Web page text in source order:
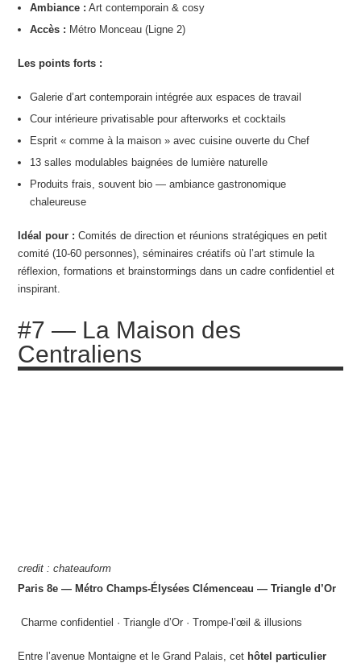
Ambiance : Art contemporain & cosy
Accès : Métro Monceau (Ligne 2)
Les points forts :
Galerie d’art contemporain intégrée aux espaces de travail
Cour intérieure privatisable pour afterworks et cocktails
Esprit « comme à la maison » avec cuisine ouverte du Chef
13 salles modulables baignées de lumière naturelle
Produits frais, souvent bio — ambiance gastronomique
chaleureuse
Idéal pour : Comités de direction et réunions stratégiques en petit
comité (10-60 personnes), séminaires créatifs où l’art stimule la
réflexion, formations et brainstormings dans un cadre confidentiel et
inspirant.
#7 — La Maison des
Centraliens
credit : chateauform
Paris 8e — Métro Champs-Élysées Clémenceau — Triangle d’Or
️ Charme confidentiel · Triangle d’Or · Trompe-l’œil & illusions
Entre l’avenue Montaigne et le Grand Palais, cet hôtel particulier